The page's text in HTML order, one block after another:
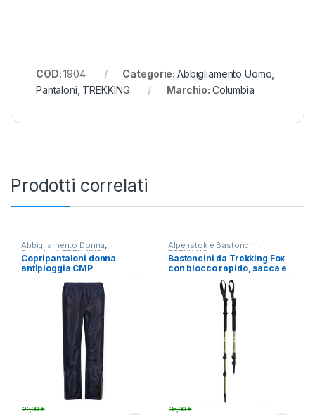
COD:1904 Categorie: Abbigliamento Uomo
Pantaloni TREKKING Marchio: Columbia
Prodotti correlati
Abbigliamento Donna,
Pantaloni ,TREKKING
Copripantaloni donna
antipioggia CMP
23,00€
Alpenstok e Bastoncini,
TREKKING
Bastoncini da Trekking Fox
con blocco rapido, sacca e
35,00€